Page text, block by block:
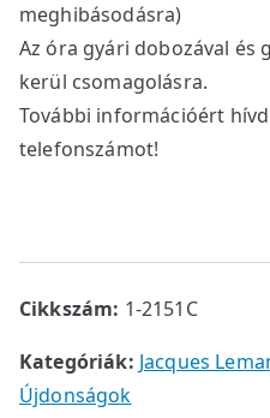
meghibásodásra)
Az óra gyári dobozával és
kerül csomagolásra.
További információért
telefonszámot!
Cikkszám: 1-2151C
Kategóriák: Jacques
Újdonságok